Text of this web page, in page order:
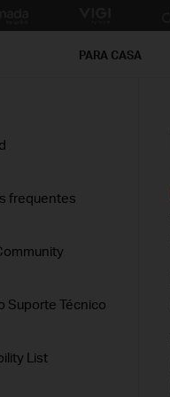
PARA CASA
frequentes
Suporte Técnico
List